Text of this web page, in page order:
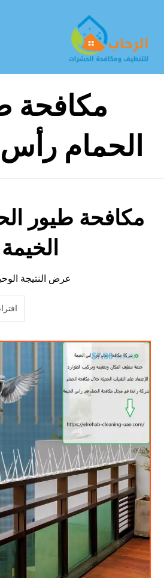
مكافحة
الحمام
مكافحة طيور
الخيمة
عرض النتيجة
$10.00
$7.00